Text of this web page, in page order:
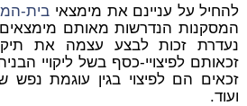
להחיל על עניינם את מימצאי בית-
המסקנות הנדרשות מאותם
נעדרת זכות לבצע עצמה את
זכאותם לפיצויי-כסף בשל ליקויי
זכאים הם לפיצוי בגין עוגמת נפש
ועוד.